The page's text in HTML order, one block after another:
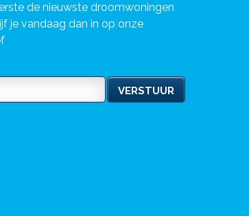
de nieuwste droomwoningen
je vandaag dan in op onze